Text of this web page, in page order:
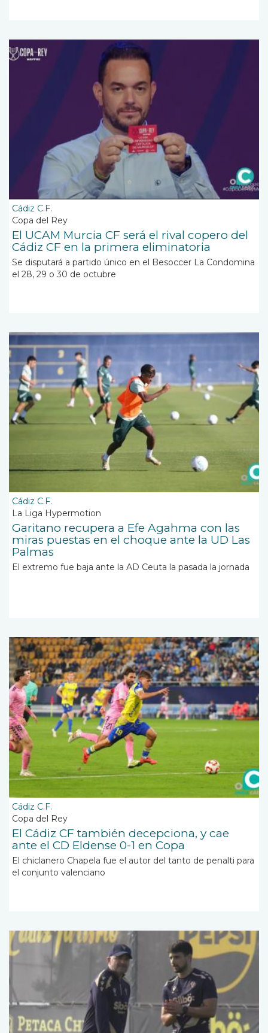
Cádiz C.F.
Copa del Rey
El UCAM Murcia CF será el rival copero del
Cádiz CF en la primera eliminatoria
Se disputará a partido único en el Besoccer La Condomina
el 28, 29 o 30 de octubre
Cádiz C.F.
La Liga Hypermotion
Garitano recupera a Efe Agahma con las
miras puestas en el choque ante la UD Las
Palmas
El extremo fue baja ante la AD Ceuta la pasada la jornada
Cádiz C.F.
Copa del Rey
El Cádiz CF también decepciona, y cae
ante el CD Eldense 0-1 en Copa
El chiclanero Chapela fue el autor del tanto de penalti para
el conjunto valenciano